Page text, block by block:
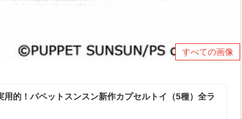
すべての画像
用的！パペットスンスン新作カプセルトイ（5種）全ラ